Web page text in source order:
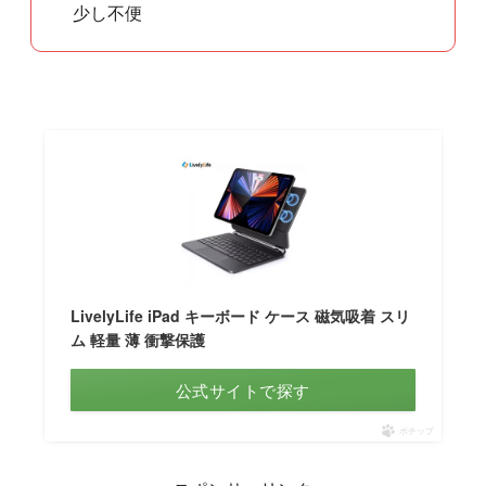
少し不便
LivelyLife iPad キーボード ケース 磁気吸着 スリ
ム 軽量 薄 衝撃保護
公式サイトで探す
ポチップ